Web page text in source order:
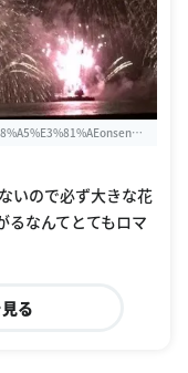
いので必ず大きな花
るなんてとてもロマ
る